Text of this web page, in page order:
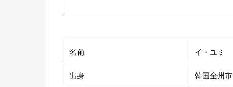
名前 イ・ユミ
出身 韓国全州市